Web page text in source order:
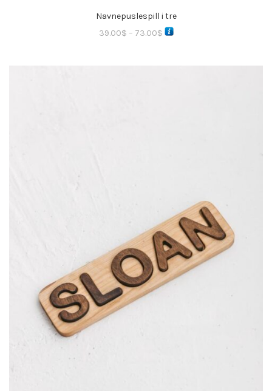
Navnepuslespill i tre
39.00$ – 73.00$